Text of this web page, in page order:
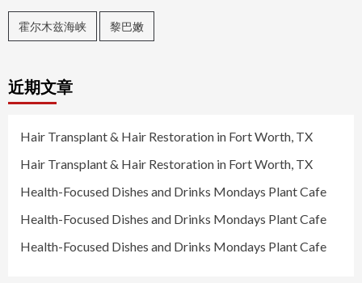
霍尔木兹海峡 黎巴嫩
近期文章
Hair Transplant & Hair Restoration in Fort Worth, TX
Hair Transplant & Hair Restoration in Fort Worth, TX
Health-Focused Dishes and Drinks Mondays Plant Cafe
Health-Focused Dishes and Drinks Mondays Plant Cafe
Health-Focused Dishes and Drinks Mondays Plant Cafe